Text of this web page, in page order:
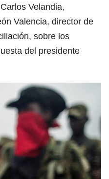
Velandia,
Valencia, director de
sobre los
del presidente